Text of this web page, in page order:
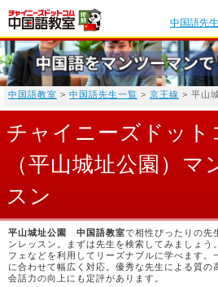
中国語先
中国語教室 > 中国語先生一覧 > 京王線 > 平山
チャイニーズドット
（平山城址公園）マ
スン
平山城址公園 中国語教室で相性ぴったりの先
ンレッスン。まずは先生を検索してみましょう
フェなどを利用してリーズナブルに学べます。
に合わせて幅広く対応。優秀な先生による質の
会話力の向上にも定評があります。